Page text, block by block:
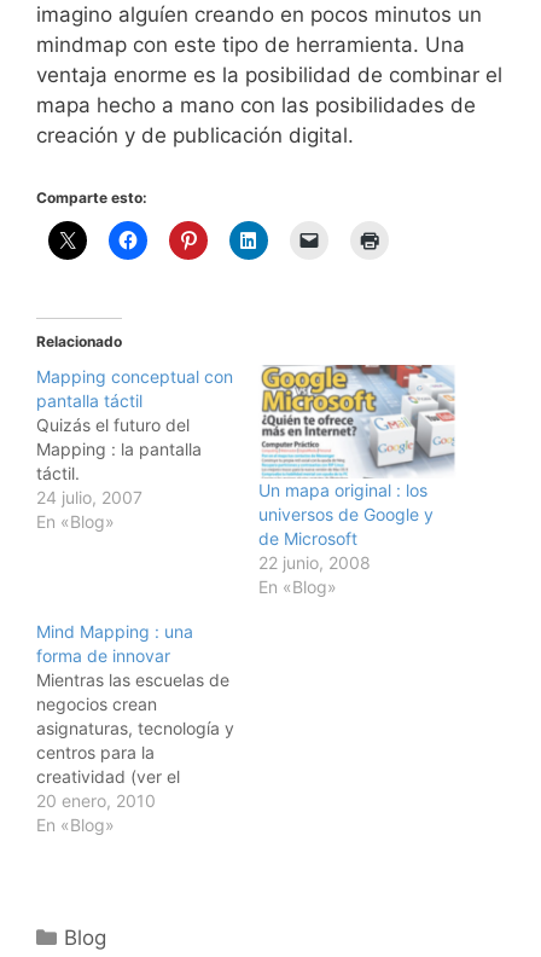
imagino alguíen creando en pocos minutos un
mindmap con este tipo de herramienta. Una
ventaja enorme es la posibilidad de combinar el
mapa hecho a mano con las posibilidades de
creación y de publicación digital.
Comparte esto:
Relacionado
Mapping conceptual con
pantalla táctil
Quizás el futuro del
Mapping : la pantalla
táctil.
24 julio, 2007
En «Blog»
Un mapa original : los
universos de Google y
de Microsoft
22 junio, 2008
En «Blog»
Mind Mapping : una
forma de innovar
Mientras las escuelas de
negocios crean
asignaturas, tecnología y
centros para la
creatividad (ver el
interesante artículo
sobre el tema en El País)
del Mind Mapping. La
20 enero, 2010
En «Blog»
Categorías
Blog